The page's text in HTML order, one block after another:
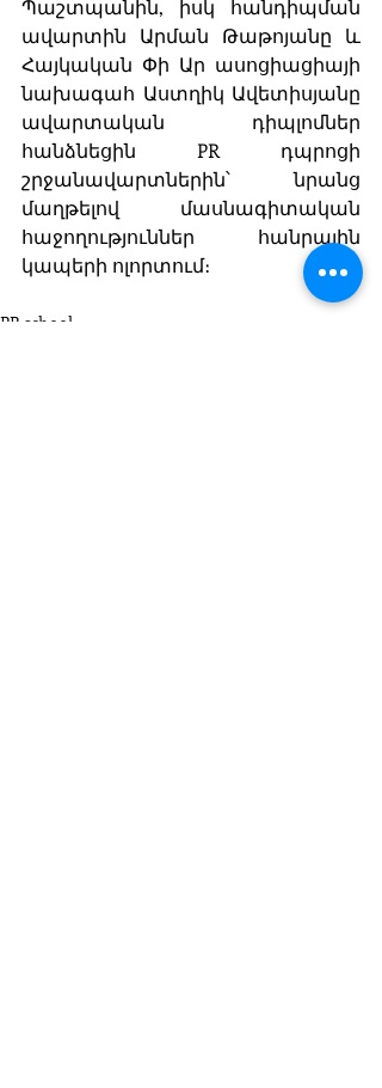
Պաշտպանին, իսկ հանդիպման
ավարտին Արման Թաթոյանը և
Հայկական Փի Ար ասոցիացիայի
նախագահ Աստղիկ Ավետիսյանը
ավարտական դիպլոմներ
հանձնեցին PR դպրոցի
շրջանավարտներին՝ նրանց
մաղթելով մասնագիտական
հաջողություններ հանրային
կապերի ոլորտում։
PR school